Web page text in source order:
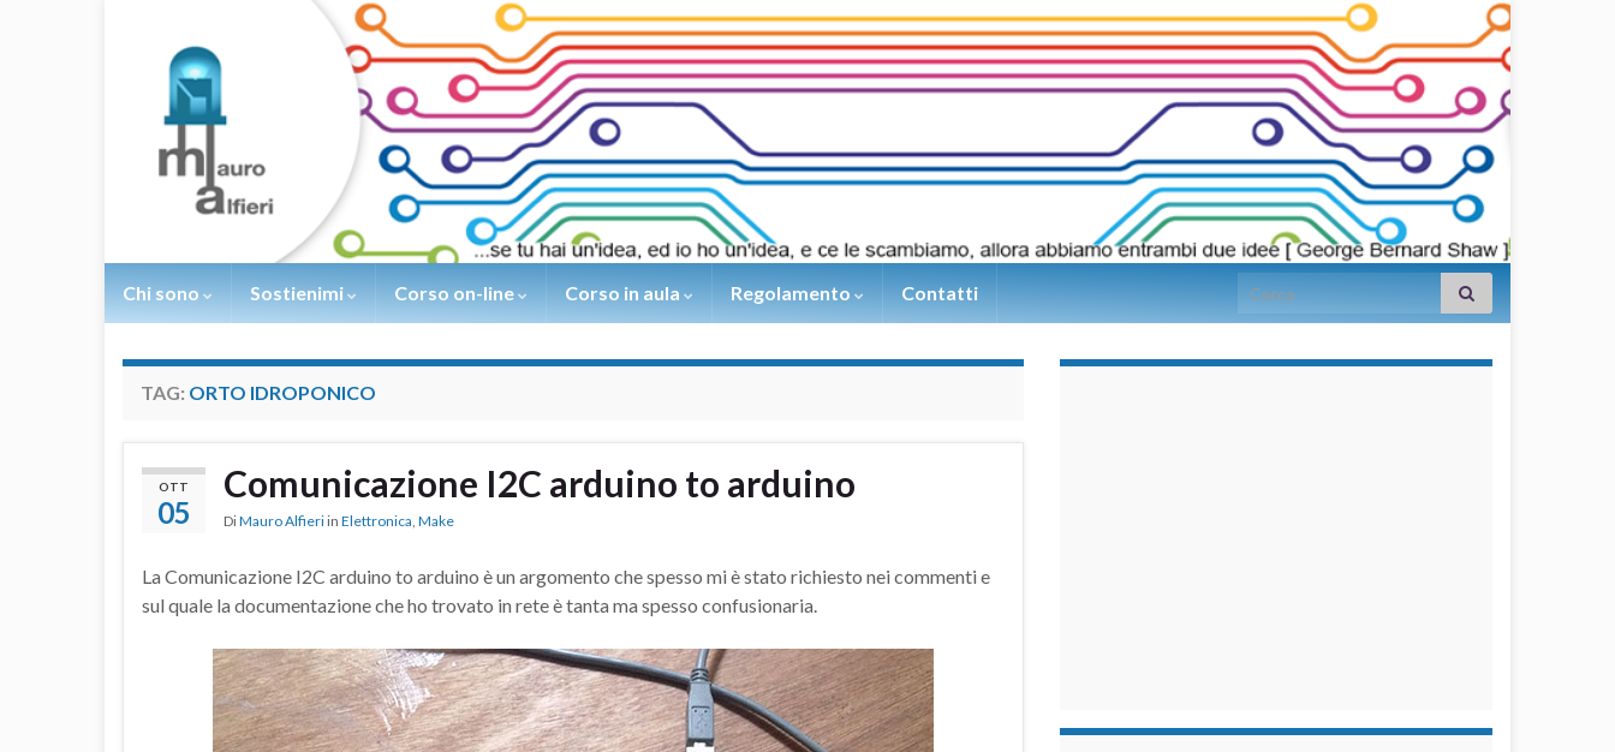
Chi sono Sostienimi Corso on-line Corso in aula Regolamento Contatti Search for:
TAG: ORTO IDROPONICO
OTT
05
Comunicazione I2C arduino to arduino
DiMauro Alfieri in Elettronica, Make
La Comunicazione I2C arduino to arduino è un argomento che spesso mi è stato richiesto nei commenti e
sul quale la documentazione che ho trovato in rete è tanta ma spesso confusionaria.